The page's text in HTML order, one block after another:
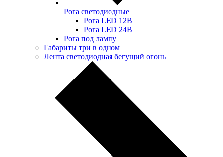
Рога светодиодные
Рога LED 12В
Рога LED 24В
Рога под лампу
Габариты три в одном
Лента светодиодная бегущий огонь